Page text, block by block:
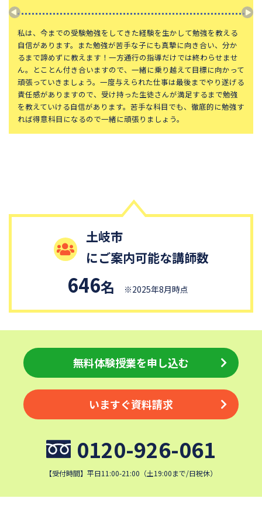
頌栄女子学院中学校
田園調布学園中等部
東山中学校
山手学院中学校
函館ラ・サール中学校
城北中学校
恵泉女学園中学校
千代田区立九段中等教育学校
大妻中学校
滝中学校
土佐中学校
國學院大學久我山中学校
帝京大学中学校
獨協中学校
昌平中学校
成城中学校
日本大学中学校
目黒日本大学中学校
関東学院中学校
帝塚山学院中学校
成蹊中学校
かえつ有明中学校
清泉女学院中学校
西武学園文理中学校
浜中学校
鎌倉女学院中学校
カリタス女子中学校
私は、今までの受験勉強をしてきた経験を生かして勉強を教える
自信があります。また勉強が苦手な子にも真摯に向き合い、分か
るまで諦めずに教えます！一方通行の指導だけでは終わらせませ
ん。とことん付き合いますので、一緒に乗り越えて目標に向かって
頑張っていきましょう。一度与えられた仕事は最後までやり遂げる
責任感がありますので、受け持った生徒さんが満足するまで勉強
を教えていける自信があります。苦手な科目でも、徹底的に勉強す
れば得意科目になるので一緒に頑張りましょう。
土岐市
にご案内可能な講師数
646名 ※2025年8月時点
無料体験授業を申し込む
いますぐ資料請求
0120-926-061
【受付時間】平日11:00-21:00（土19:00まで/日祝休）